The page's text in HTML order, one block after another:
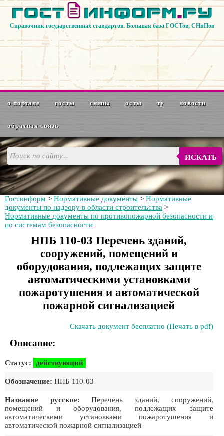
Справочник государственных стандартов. Большая база ГОСТов, СНиПов
о портале госты снипы осты ту новости
обратная связь
ИСКАТЬ
Гостинформ > Нормативные документы > Нормативные
документы по надзору в области строительства >
Нормативные документы по противопожарной безопасности и
по системам безопасности
НПБ 110-03 Перечень зданий,
сооружений, помещений и
оборудования, подлежащих защите
автоматическими установками
пожаротушения и автоматической
пожарной сигнализацией
Скачать документ бесплатно (Печать в pdf)
Описание:
Статус: действующий
Обозначение: НПБ 110-03
Название русское: Перечень зданий, сооружений,
помещений и оборудования, подлежащих защите
автоматическими установками пожаротушения и
автоматической пожарной сигнализацией